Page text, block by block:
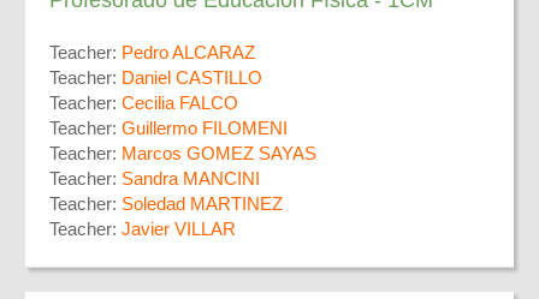
Teacher: Pedro ALCARAZ
Teacher: Daniel CASTILLO
Teacher: Cecilia FALCO
Teacher: Guillermo FILOMENI
Teacher: Marcos GOMEZ SAYAS
Teacher: Sandra MANCINI
Teacher: Soledad MARTINEZ
Teacher: Javier VILLAR